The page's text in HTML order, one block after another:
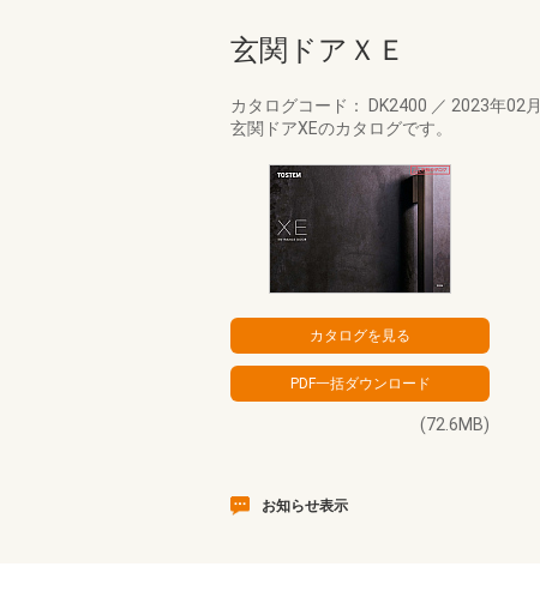
玄関ドアＸＥ
カタログコード： DK2400 ／ 2023年02月
玄関ドアXEのカタログです。
(72.6MB)
お知らせ表示